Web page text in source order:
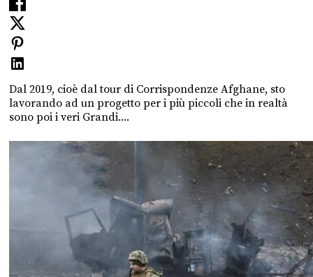
Dal 2019, cioè dal tour di Corrispondenze Afghane, sto
lavorando ad un progetto per i più piccoli che in realtà
sono poi i veri Grandi....